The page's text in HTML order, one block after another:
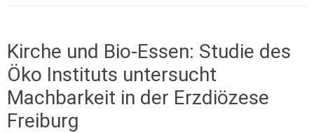
Kirche und Bio-Essen: Studie des
Öko Instituts untersucht
Machbarkeit in der Erzdiözese
Freiburg